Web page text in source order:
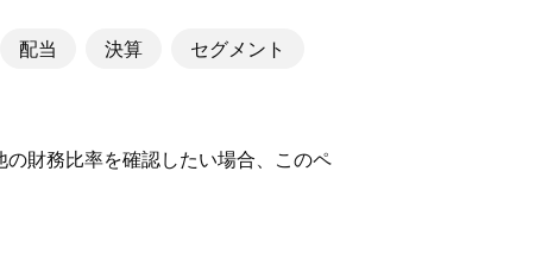
配当 決算 セグメント
の財務比率を確認したい場合、このペ